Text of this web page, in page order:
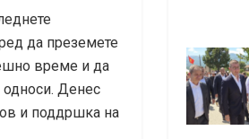
да преземете
време и да
односи. Денес
и поддршка на